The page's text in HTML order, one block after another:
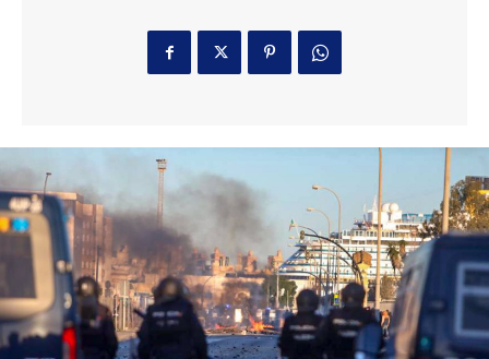
Última prueba para el Cádiz en la
pretemporada en su Trofeo
de Rivero entran en su fase final
Actualidad 5 horas ago
El coro de Julio Pardo anuncia el nombre para el
COAC 2027
Carnaval 20 horas ago